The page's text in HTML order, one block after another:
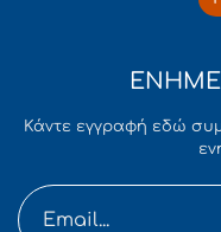
Κάντε εγγραφή εδώ